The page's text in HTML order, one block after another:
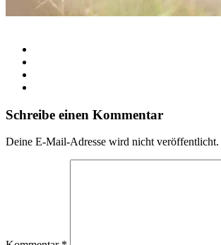
Schreibe einen Kommentar
Deine E-Mail-Adresse wird nicht veröffentlicht.